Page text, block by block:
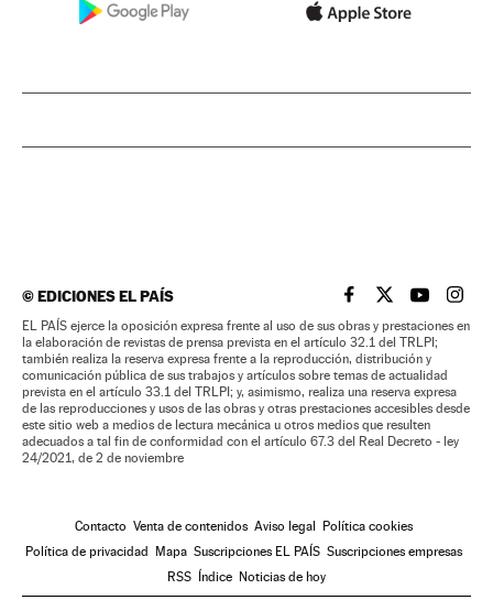
©EDICIONES EL PAÍS EL PAÍS BRASIL EN
EL PAÍSEL PAÍS
EL
EL PAÍS ejerce la oposición expresa frente al uso de sus obras y prestaciones en
la elaboración de revistas de prensa prevista en el artículo 32.1 del TRLPI;
también realiza la reserva expresa frente a la reproducción, distribución y
comunicación pública de sus trabajos y artículos sobre temas de actualidad
prevista en el artículo 33.1 del TRLPI; y, asimismo, realiza una reserva expresa
de las reproducciones y usos de las obras y otras prestaciones accesibles desde
este sitio web a medios de lectura mecánica u otros medios que resulten
adecuados a tal fin de conformidad con el artículo 67.3 del Real Decreto - ley
24/2021, de 2 de noviembre
Contacto Venta de contenidos Aviso legal Política cookies
Política de privacidad Mapa Suscripciones EL PAÍS Suscripciones empresas
RSS Índice Noticias de hoy